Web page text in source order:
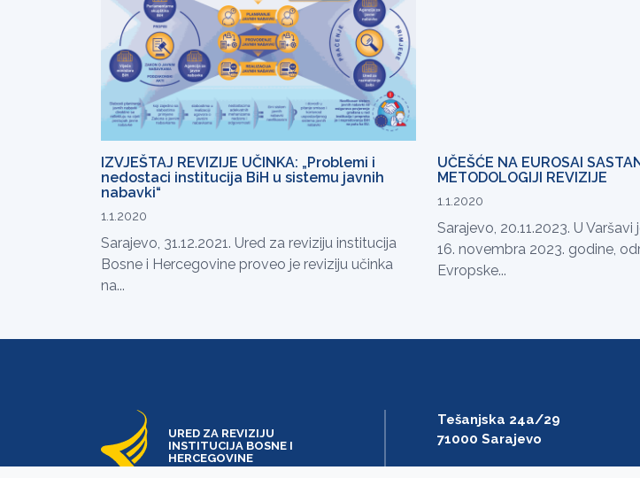
IZVJEŠTAJ REVIZIJE UČINKA: „Problemi i
nedostaci institucija BiH u sistemu javnih
nabavki“
1.1.2020
Sarajevo, 31.12.2021. Ured za reviziju institucija
Bosne i Hercegovine proveo je reviziju učinka
na...
UČEŠĆE NA EUROSAI
METODOLOGIJI REVIZIJE
1.1.2020
Sarajevo, 20.11.2023. U Varšavi
16. novembra 2023. godine,
Evropske...
URED ZA REVIZIJU
INSTITUCIJA BOSNE I
HERCEGOVINE
Tešanjska 24a/29
71000 Sarajevo